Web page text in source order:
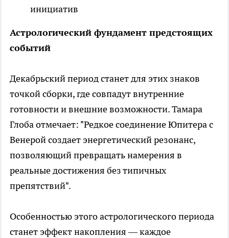
инициатив
Астрологический фундамент предстоящих
событий
Декабрьский период станет для этих знаков
точкой сборки, где совпадут внутренние
готовности и внешние возможности. Тамара
Глоба отмечает: "Редкое соединение Юпитера с
Венерой создает энергетический резонанс,
позволяющий превращать намерения в
реальные достижения без типичных
препятствий".
Особенностью этого астрологического периода
станет эффект накопления — каждое